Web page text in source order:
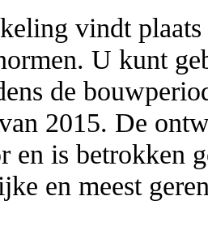
vindt plaats
U kunt
de
2015. De
en is betrokken
en meest